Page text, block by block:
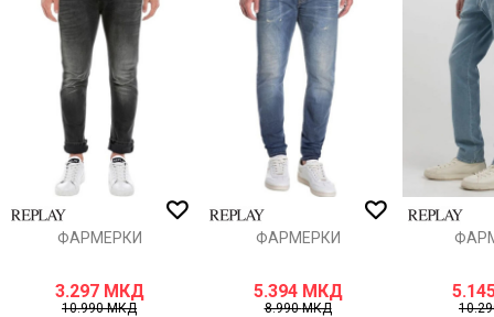
Порака
ИСПРАТИ
ФАРМЕРКИ
3.297 МКД
10.990МКД
ФАРМЕРКИ
5.394 МКД
8.990МКД